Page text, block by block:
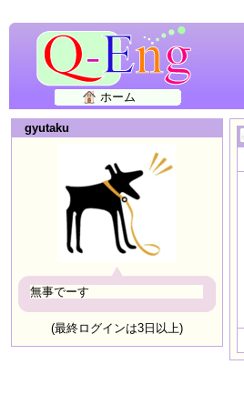
ホーム
gyutaku
無事でーす
(最終ログインは3日以上)